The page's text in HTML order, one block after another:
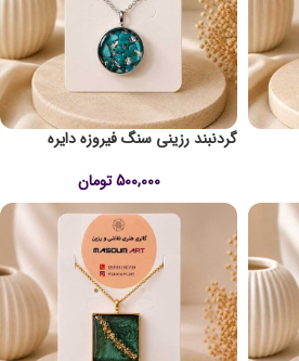
گردنبند رزینی سنگ فیروزه دایره
500,000 تومان